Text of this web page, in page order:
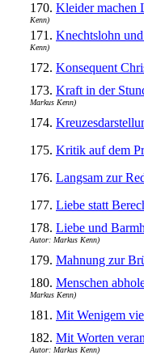
170. Kleider machen
Kenn)
171. Knechtslohn
Kenn)
172. Konsequent
173. Kraft in der
Markus Kenn)
174.
175. Kritik auf dem
176. Langsam zur
177. Liebe statt
178. Liebe und
Autor: Markus Kenn)
179. Mahnung zur
180. Menschen
Markus Kenn)
181. Mit Wenigem
182. Mit Worten
Autor: Markus Kenn)